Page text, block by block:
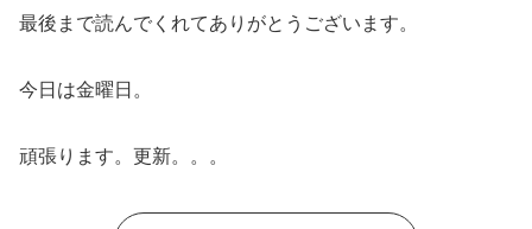
最後まで読んでくれてありがとうございます。
今日は金曜日。
頑張ります。更新。。。